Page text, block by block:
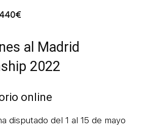
440€
al Madrid
2022
online
disputado del 1 al 15 de mayo